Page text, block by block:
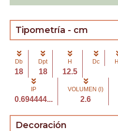
Tipometría - cm
Db
18
Dpt
18
H
12.5
Dc
IP
0.694444...
VOLUMEN (l)
2.6
Decoración